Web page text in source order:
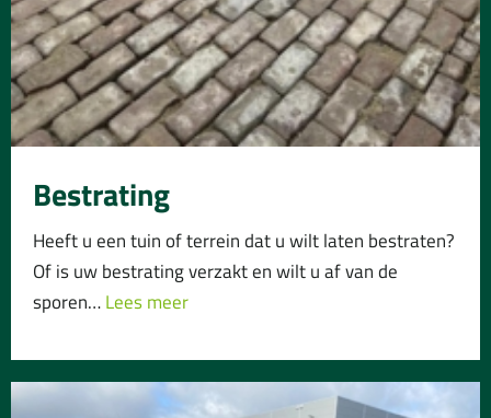
Bestrating
Heeft u een tuin of terrein dat u wilt laten bestraten?
Of is uw bestrating verzakt en wilt u af van de
sporen…Lees meer